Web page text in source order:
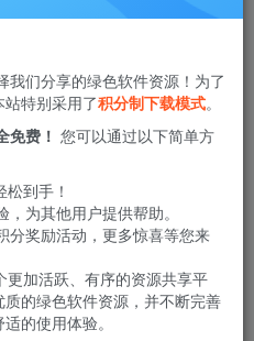
类金融产品的实时行情动
以快速掌握全球最新经济指
取投资先机。
款支持多语言的投资理财工
数，助力您轻松决策。同
融资讯，帮助您抢占市场先
产，实时查看其最新报价。
我们分享的绿色软件资源！为了
特别采用了积分制下载模式。
免费！ 您可以通过以下简单方
到手！
为其他用户提供帮助。
分奖励活动，更多惊喜等您来
更加活跃、有序的资源共享平
的绿色软件资源，并不断完善
的使用体验。